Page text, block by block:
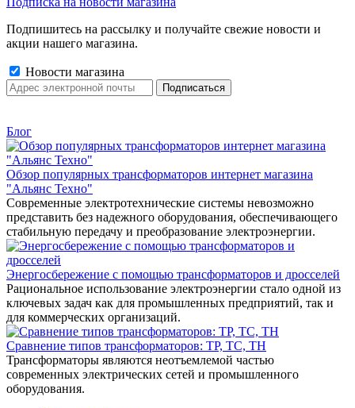
Подпишитесь на рассылку и получайте свежие новости и
акции нашего магазина.
Новости магазина
Блог
Обзор популярных трансформаторов интернет магазина
"Альянс Техно"
Современные электротехнические системы невозможно
представить без надежного оборудования, обеспечивающего
стабильную передачу и преобразование электроэнергии.
Энергосбережение с помощью трансформаторов и дросселей
Рациональное использование электроэнергии стало одной из
ключевых задач как для промышленных предприятий, так и
для коммерческих организаций.
Сравнение типов трансформаторов: ТР, ТС, ТН
Трансформаторы являются неотъемлемой частью
современных электрических сетей и промышленного
оборудования.